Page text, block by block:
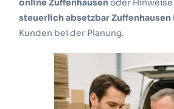
online Zuffenhausenoder
steuerlich absetzbar Zuffenhausen
Kunden bei der Planung.